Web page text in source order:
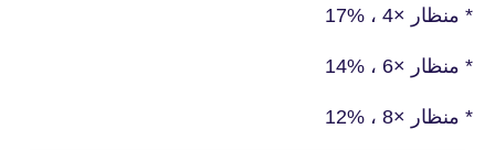
* منظار ×4 ، %17
* منظار ×6 ، %14
* منظار ×8 ، %12